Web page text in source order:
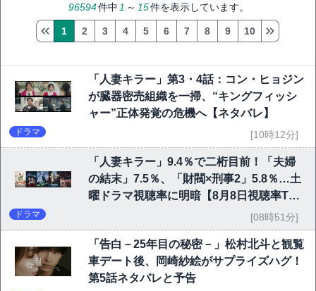
96594件中 1 ～ 15件を表示しています。
1 2 3 4 5 6 7 8 9 10
「人妻キラー」第3・4話：コン・ヒョジン
が臓器密売組織を一掃、“キングフィッシ
ャー”正体発覚の危機へ【ネタバレ】
ドラマ [10時12分]
「人妻キラー」9.4％で二桁目前！「夫婦
の結末」7.5％、「財閥×刑事2」5.8％…土
曜ドラマ視聴率に明暗【8月8日視聴率TO
ドラマ [08時51分]
「告白－25年目の秘密－」松村北斗と観覧
車デート後、岡崎紗絵がサプライズハグ！
第5話ネタバレと予告